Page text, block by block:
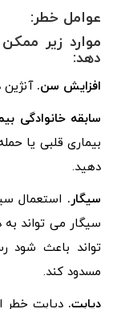
عوامل خطر:
موارد زیر
دهد:
افزایش سن. آنژین در
سابقه خانوادگی
بیماری قلبی یا
دهید.
سیگار. استعمال
سیگار می تواند
تواند باعث شود
مسدود کند.
دیابت. دیابت خطر